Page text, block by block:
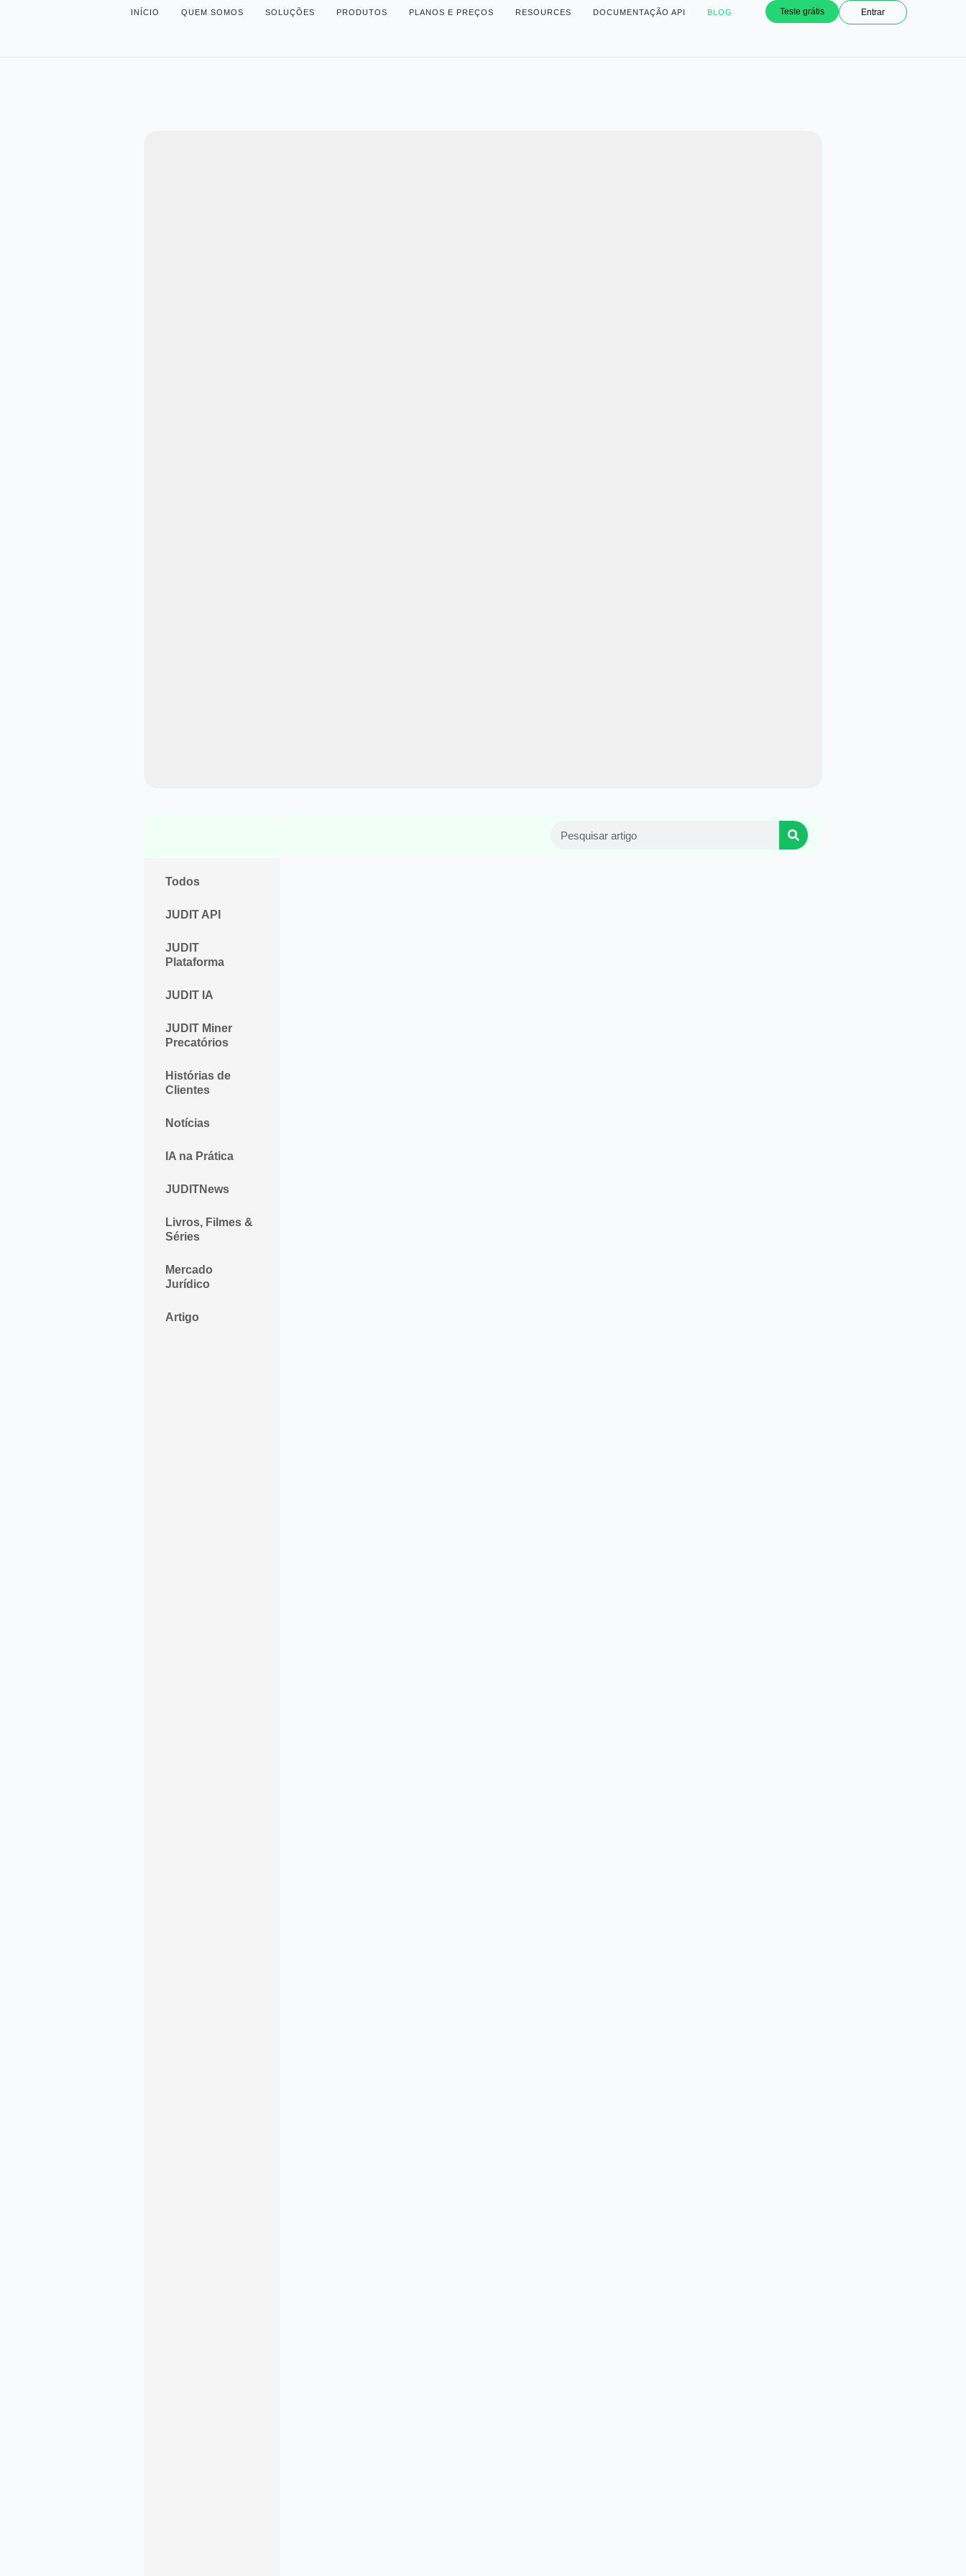
INÍCIO QUEM SOMOS SOLUÇÕES PRODUTOS PLANOS E PREÇOS RESOURCES DOCUMENTAÇÃO API BLOG Teste grátis Entrar
Todos
JUDIT API
JUDIT
Plataforma
JUDIT IA
JUDIT Miner
Precatórios
Histórias de
Clientes
Notícias
IA na Prática
JUDITNews
Livros, Filmes &
Séries
Mercado
Jurídico
Artigo